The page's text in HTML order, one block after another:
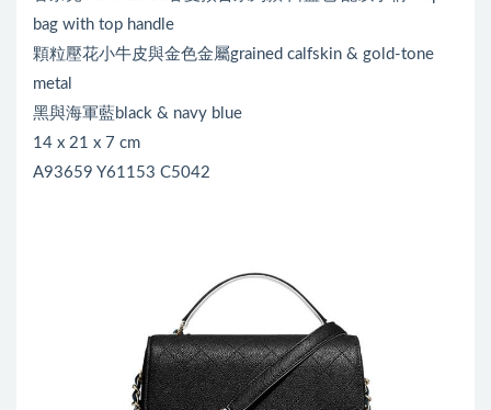
bag with top handle
顆粒壓花小牛皮與金色金屬grained calfskin & gold-tone
metal
黑與海軍藍black & navy blue
14 x 21 x 7 cm
A93659 Y61153 C5042